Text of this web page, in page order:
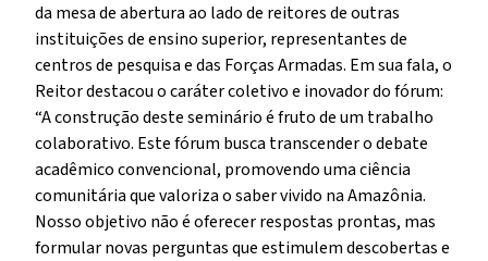
da mesa de abertura ao lado de reitores de outras
instituições de ensino superior, representantes de
centros de pesquisa e das Forças Armadas. Em sua fala, o
Reitor destacou o caráter coletivo e inovador do fórum:
“A construção deste seminário é fruto de um trabalho
colaborativo. Este fórum busca transcender o debate
acadêmico convencional, promovendo uma ciência
comunitária que valoriza o saber vivido na Amazônia.
Nosso objetivo não é oferecer respostas prontas, mas
formular novas perguntas que estimulem descobertas e